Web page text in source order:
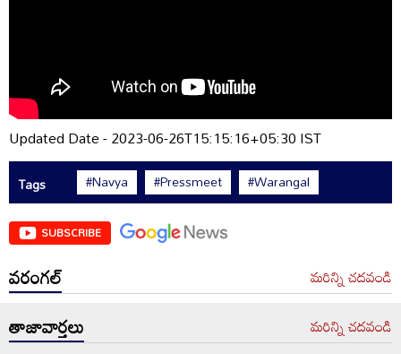
Updated Date - 2023-06-26T15:15:16+05:30 IST
Tags #Navya #Pressmeet #Warangal
SUBSCRIBE
వరంగల్ మరిన్ని చదవండి
తాజావార్తలు మరిన్ని చదవండి